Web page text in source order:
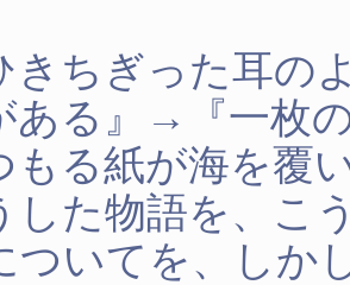
ちぎった耳の
ある』→『一枚
る紙が海を覆
た物語を、こ
ついてを、しか